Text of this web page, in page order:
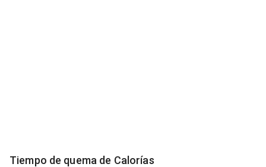
Tiempo de quema de Calorías